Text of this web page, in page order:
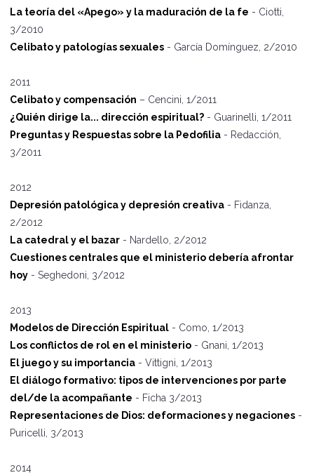
La teoría del «Apego» y la maduración de la fe - Ciotti,
3/2010
Celibato y patologías sexuales - García Domínguez, 2/2010
2011
Celibato y compensación – Cencini, 1/2011
¿Quién dirige la... dirección espiritual? - Guarinelli, 1/2011
Preguntas y Respuestas sobre la Pedofilia - Redacción,
3/2011
2012
Depresión patológica y depresión creativa - Fidanza,
2/2012
La catedral y el bazar - Nardello, 2/2012
Cuestiones centrales que el ministerio debería afrontar
hoy - Seghedoni, 3/2012
2013
Modelos de Dirección Espiritual - Como, 1/2013
Los conflictos de rol en el ministerio - Gnani, 1/2013
El juego y su importancia - Vittigni, 1/2013
El diálogo formativo: tipos de intervenciones por parte
del/de la acompañante - Ficha 3/2013
Representaciones de Dios: deformaciones y negaciones -
Puricelli, 3/2013
2014